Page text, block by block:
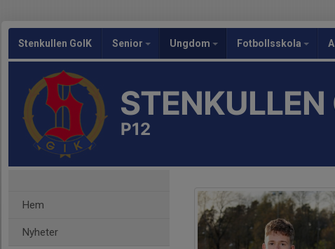
Stenkullen GoIK Senior Ungdom Fotbollsskola
STENKULLEN
P12
Hem
Nyheter